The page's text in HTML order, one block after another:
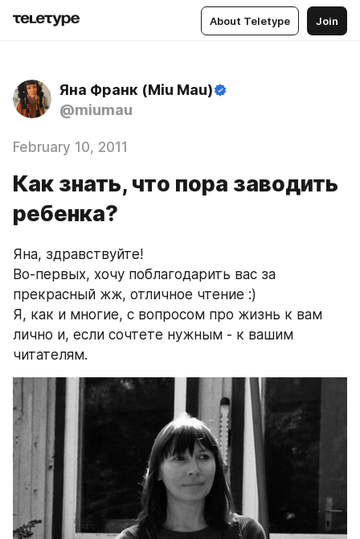
About Teletype Join
Яна Франк (Miu Mau)
@miumau
February 10, 2011
Как знать, что пора заводить
ребенка?
Яна, здравствуйте!
Во-первых, хочу поблагодарить вас за
прекрасный жж, отличное чтение :)
Я, как и многие, с вопросом про жизнь к вам
лично и, если сочтете нужным - к вашим
читателям.